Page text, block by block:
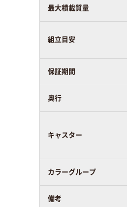
最大積載質量
組立目安
保証期間
奥行
キャスター
カラーグループ
備考